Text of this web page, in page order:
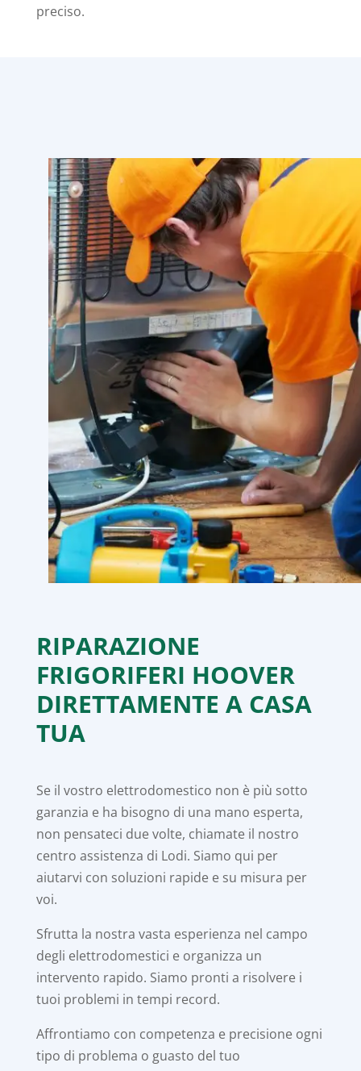
preciso.
RIPARAZIONE
FRIGORIFERI HOOVER
DIRETTAMENTE A CASA
TUA
Se il vostro elettrodomestico non è più sotto
garanzia e ha bisogno di una mano esperta,
non pensateci due volte, chiamate il nostro
centro assistenza di Lodi. Siamo qui per
aiutarvi con soluzioni rapide e su misura per
voi.
Sfrutta la nostra vasta esperienza nel campo
degli elettrodomestici e organizza un
intervento rapido. Siamo pronti a risolvere i
tuoi problemi in tempi record.
Affrontiamo con competenza e precisione ogni
tipo di problema o guasto del tuo